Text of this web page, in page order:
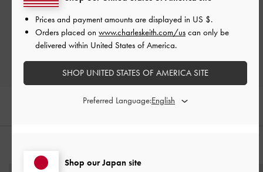
レビューを書く
Shop our Japan site
Prices and payment amounts are displayed in US $.
Orders placed on www.charleskeith.com/us can only be
delivered within United States of America.
SHOP UNITED STATES OF AMERICA SITE
Preferred Language: